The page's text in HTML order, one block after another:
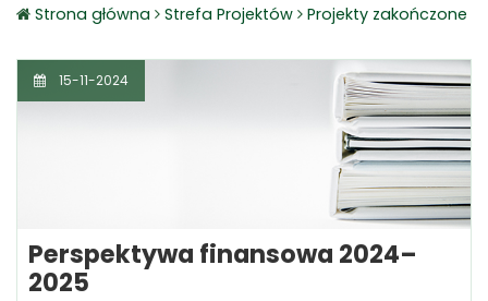
Strona główna Strefa Projektów Projekty zakończone
15-11-2024
Perspektywa finansowa 2024–
2025